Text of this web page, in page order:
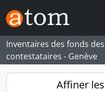
Skip to main content
Inventaires des fonds
contestataires - Genève
Affiner